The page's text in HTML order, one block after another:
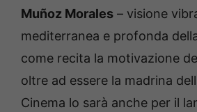
Muñoz Morales – visione
mediterranea e profonda
come recita la motivazione
oltre ad essere la madrina
Cinema lo sarà anche per il